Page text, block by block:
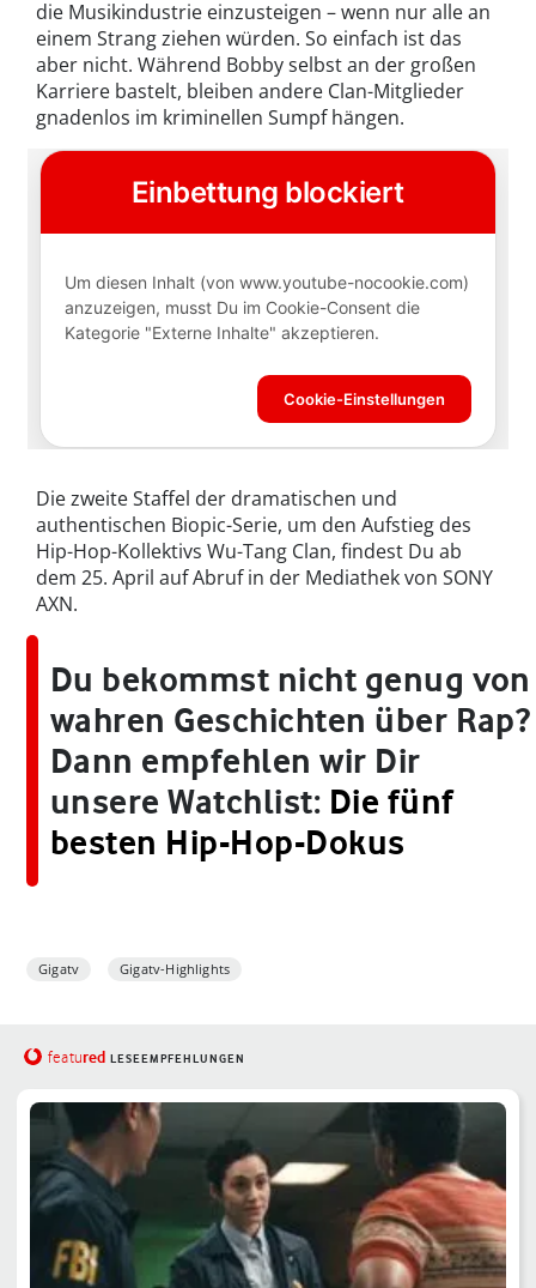
die Musikindustrie einzusteigen – wenn nur alle an
einem Strang ziehen würden. So einfach ist das
aber nicht. Während Bobby selbst an der großen
Karriere bastelt, bleiben andere Clan-Mitglieder
gnadenlos im kriminellen Sumpf hängen.
Die zweite Staffel der dramatischen und
authentischen Biopic-Serie, um den Aufstieg des
Hip-Hop-Kollektivs Wu-Tang Clan, findest Du ab
dem 25. April auf Abruf in der Mediathek von SONY
AXN.
Du bekommst nicht genug von
wahren Geschichten über Rap?
Dann empfehlen wir Dir
unsere Watchlist: Die fünf
besten Hip-Hop-Dokus
Gigatv Gigatv-Highlights
featured LESEEMPFEHLUNGEN